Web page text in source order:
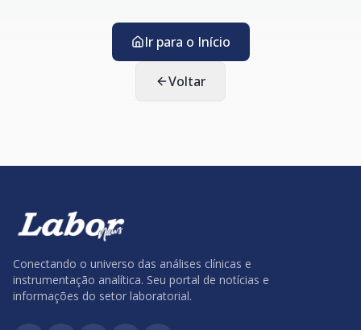
Ir para o Início
Voltar
Conectando o universo das análises clínicas e
instrumentação analítica. Seu portal de notícias e
informações do setor laboratorial.